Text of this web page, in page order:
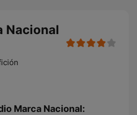
Nacional
Marca Nacional: